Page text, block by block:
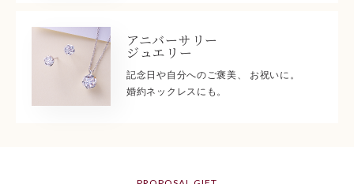
アニバーサリー
ジュエリー
記念日や自分へのご褒美、 お祝いに。
婚約ネックレスにも。